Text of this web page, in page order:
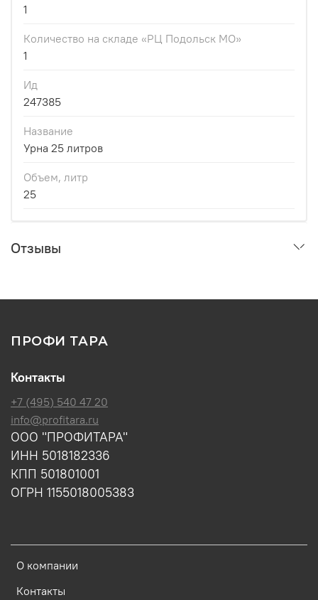
1
Количество на складе «РЦ Подольск МО»
1
Ид
247385
Название
Урна 25 литров
Объем, литр
25
Отзывы
ПРОФИ ТАРА
О компании
Контакты
Контакты
+7 (495) 540 47 20
info@profitara.ru
ООО "ПРОФИТАРА"
ИНН 5018182336
КПП 501801001
ОГРН 1155018005383